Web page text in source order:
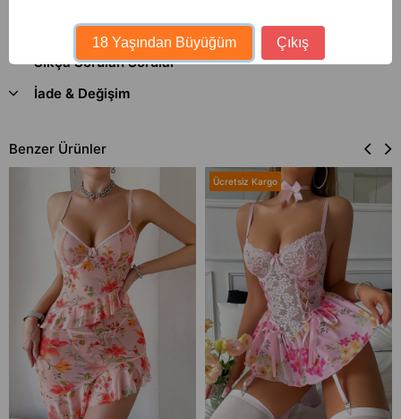
Ödeme Seçenekleri
Sıkça Sorulan Sorular
İade & Değişim
Benzer Ürünler
Ücretsiz Kargo
18 Yaşından Büyüğüm Çıkış